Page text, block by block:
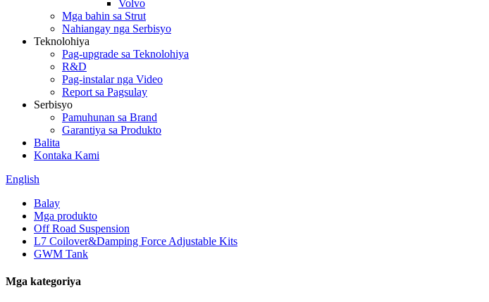
Volvo
Mga bahin sa Strut
Nahiangay nga Serbisyo
Teknolohiya
Pag-upgrade sa Teknolohiya
R&D
Pag-instalar nga Video
Report sa Pagsulay
Serbisyo
Pamuhunan sa Brand
Garantiya sa Produkto
Balita
Kontaka Kami
English
Balay
Mga produkto
Off Road Suspension
L7 Coilover&Damping Force Adjustable Kits
GWM Tank
Mga kategoriya